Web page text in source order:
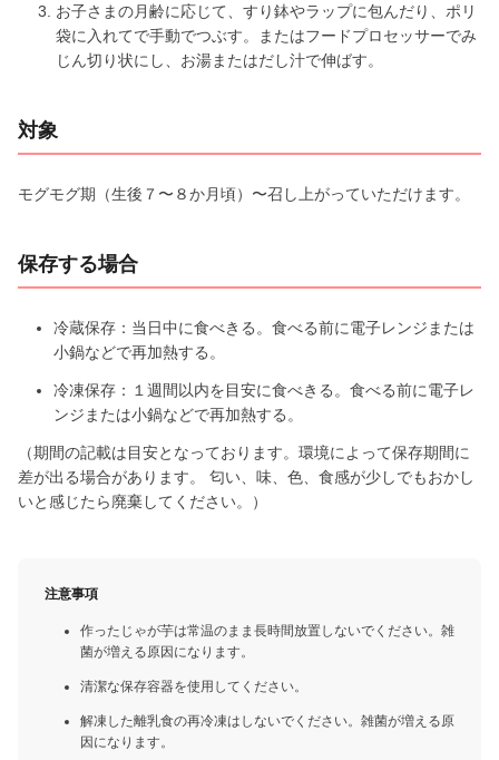
お子さまの月齢に応じて、すり鉢やラップに包んだり、ポリ
袋に入れてで手動でつぶす。またはフードプロセッサーでみ
じん切り状にし、お湯またはだし汁で伸ばす。
対象
モグモグ期（生後７〜８か月頃）〜召し上がっていただけます。
保存する場合
冷蔵保存：当日中に食べきる。食べる前に電子レンジまたは
小鍋などで再加熱する。
冷凍保存：１週間以内を目安に食べきる。食べる前に電子レ
ンジまたは小鍋などで再加熱する。
（期間の記載は目安となっております。環境によって保存期間に
差が出る場合があります。 匂い、味、色、食感が少しでもおかし
いと感じたら廃棄してください。）
注意事項
作ったじゃが芋は常温のまま長時間放置しないでください。雑
菌が増える原因になります。
清潔な保存容器を使用してください。
解凍した離乳食の再冷凍はしないでください。雑菌が増える原
因になります。